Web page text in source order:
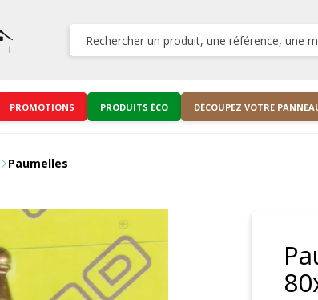
PROMOTIONS PRODUITS ÉCO DÉCOUPEZ VOTRE
Paumelles